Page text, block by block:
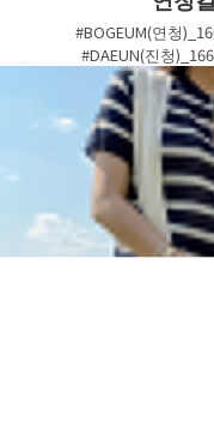
#BOGEUM(연청
#DAEUN(진청